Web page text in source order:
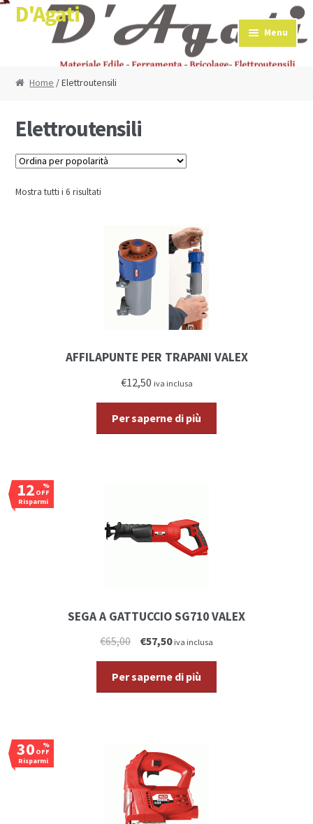
Skip to navigation
Skip to content
D'Agati
Menu
Home / Elettroutensili
Elettroutensili
Mostra tutti i 6 risultati
AFFILAPUNTE PER TRAPANI VALEX
€12,50 iva inclusa
Per saperne di più
SEGA A GATTUCCIO SG710 VALEX
12 %
OFF
Risparmi
€7,50
€65,00 €57,50 iva inclusa
Per saperne di più
30 %
OFF
Risparmi
€8,00